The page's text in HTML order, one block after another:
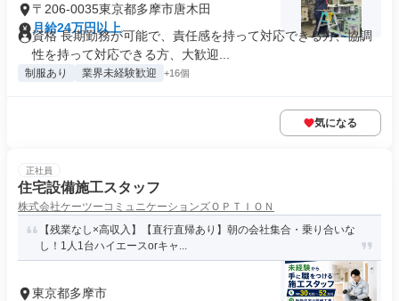
〒206-0035東京都多摩市唐木田
月給24万円以上
資格 長期勤務が可能で、責任感を持って対応できる方、協調
性を持って対応できる方、大歓迎...
制服あり 業界未経験歓迎 +16個
気になる
正社員
住宅設備施工スタッフ
株式会社ケーツーコミュニケーションズＯＰＴＩＯＮ
【残業なし×高収入】【直行直帰あり】朝の会社集合・乗り合いな
し！1人1台ハイエースorキャ...
東京都多摩市